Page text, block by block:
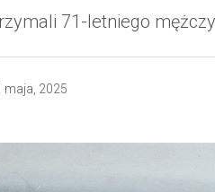
71-letniego
maja, 2025